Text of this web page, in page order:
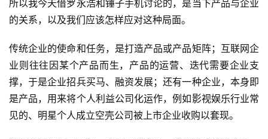
所以我今天借罗永浩和锤子手机讨论的，是当下产品与企业
的关系，以及我们应该怎样应对这种局面。
传统企业的使命和任务，是打造产品或产品矩阵；互联网企
业则往往因某个产品而生，产品的运营、迭代需要企业支
撑，于是企业招兵买马、融资发展；还有一种企业，本身即
是产品，用来将个人利益公司化运作，例如影视娱乐行业常
见的、明星个人成立空壳公司被上市企业收购以套现。